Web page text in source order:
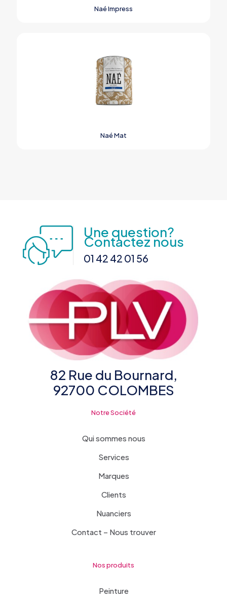
Naé Impress
Naé Mat
Une question?
Contactez nous
01 42 42 01 56
82 Rue du Bournard,
92700 COLOMBES
Notre Société
Qui sommes nous
Services
Marques
Clients
Nuanciers
Contact – Nous trouver
Nos produits
Peinture